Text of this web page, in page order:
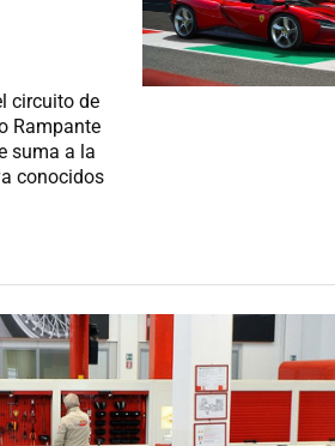
circuito de
Rampante
suma a la
conocidos